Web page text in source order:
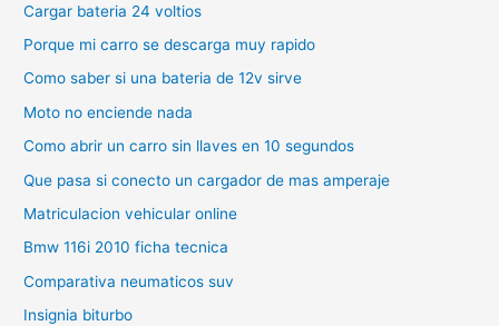
Cargar bateria 24 voltios
Porque mi carro se descarga muy rapido
Como saber si una bateria de 12v sirve
Moto no enciende nada
Como abrir un carro sin llaves en 10 segundos
Que pasa si conecto un cargador de mas amperaje
Matriculacion vehicular online
Bmw 116i 2010 ficha tecnica
Comparativa neumaticos suv
Insignia biturbo